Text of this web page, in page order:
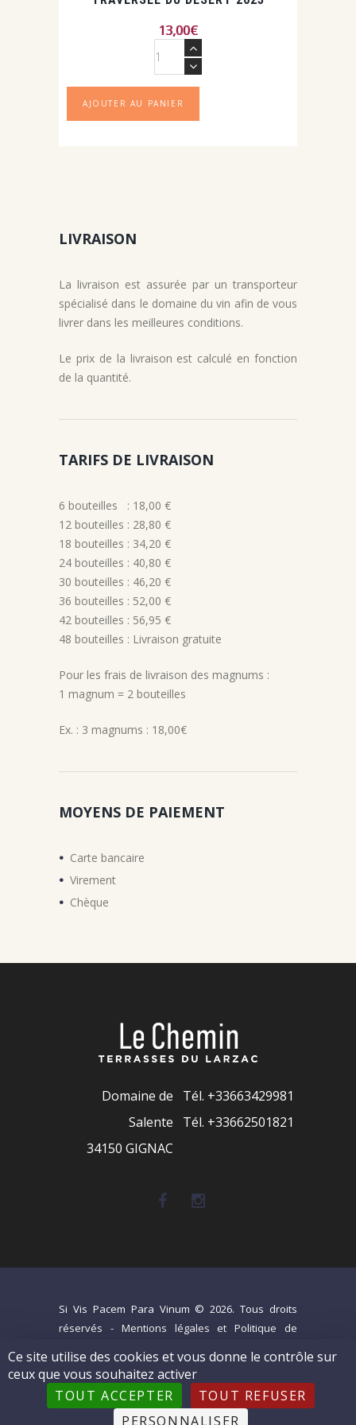
13,00€
quantité
de
Traversée
du
AJOUTER AU PANIER
LIVRAISON
La livraison est assurée par un transporteur
spécialisé dans le domaine du vin afin de vous
livrer dans les meilleures conditions.
Le prix de la livraison est calculé en fonction
de la quantité.
TARIFS DE LIVRAISON
6 bouteilles : 18,00 €
12 bouteilles : 28,80 €
18 bouteilles : 34,20 €
24 bouteilles : 40,80 €
30 bouteilles : 46,20 €
36 bouteilles : 52,00 €
42 bouteilles : 56,95 €
48 bouteilles : Livraison gratuite
Pour les frais de livraison des magnums :
1 magnum = 2 bouteilles
Ex. : 3 magnums : 18,00€
MOYENS DE PAIEMENT
Carte bancaire
Virement
Chèque
Tél. +33663429981
Tél. +33662501821
Domaine de
Salente
34150 GIGNAC
Si Vis Pacem Para Vinum © 2026. Tous droits
réservés - Mentions légales et Politique de
du Larzac
L'abus d'alcool est dangereux pour la santé, à
consommer avec modération. La vente d’alcool est
Ce site utilise des cookies et vous donne le contrôle sur
ceux que vous souhaitez activer
TOUT ACCEPTER
TOUT REFUSER
PERSONNALISER